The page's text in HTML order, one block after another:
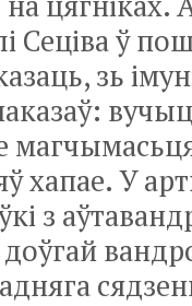
Сеціва ў
зь
хапае. У
з